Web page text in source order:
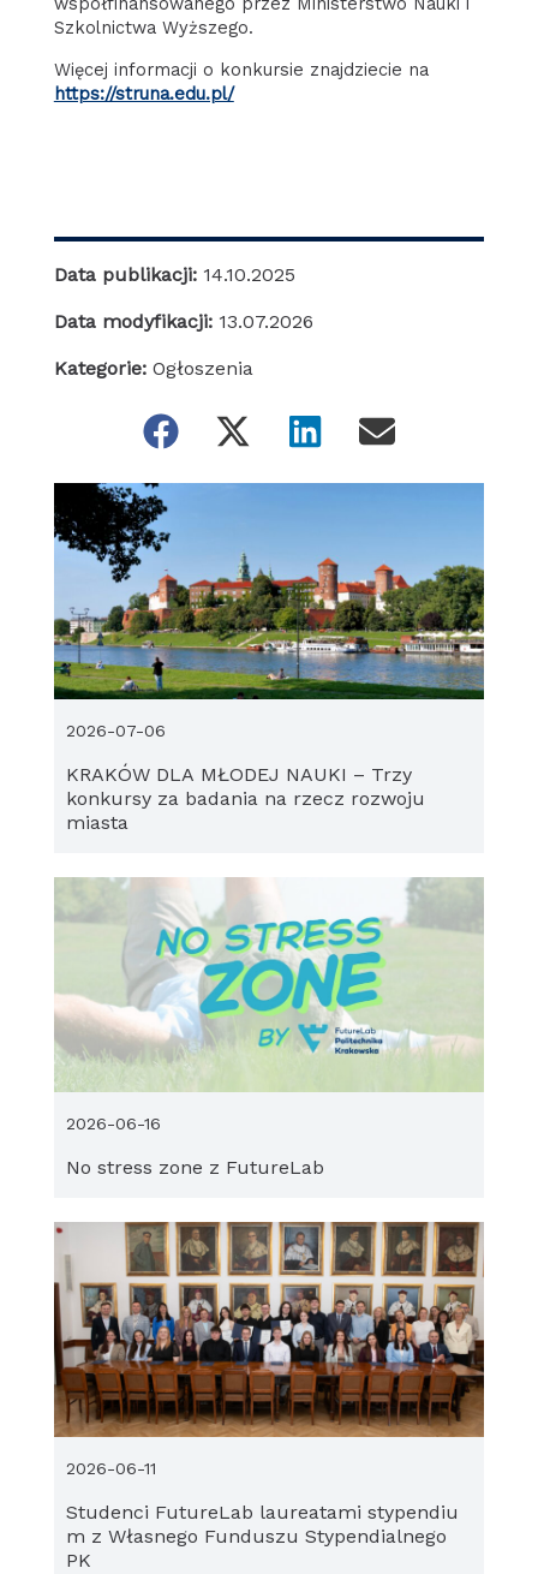
Szkolnictwa Wyższego.
Więcej informacji o konkursie znajdziecie na
https://struna.edu.pl/
Data publikacji: 14.10.2025
Data modyfikacji: 13.07.2026
Kategorie: Ogłoszenia
KRAKÓW DLA MŁODEJ NAUKI – Trzy
konkursy za badania na rzecz rozwoju
miasta
2026-07-06
No stress zone z FutureLab
2026-06-16
Studenci FutureLab laureatami stypendiu
m z Własnego Funduszu Stypendialnego
PK
2026-06-11